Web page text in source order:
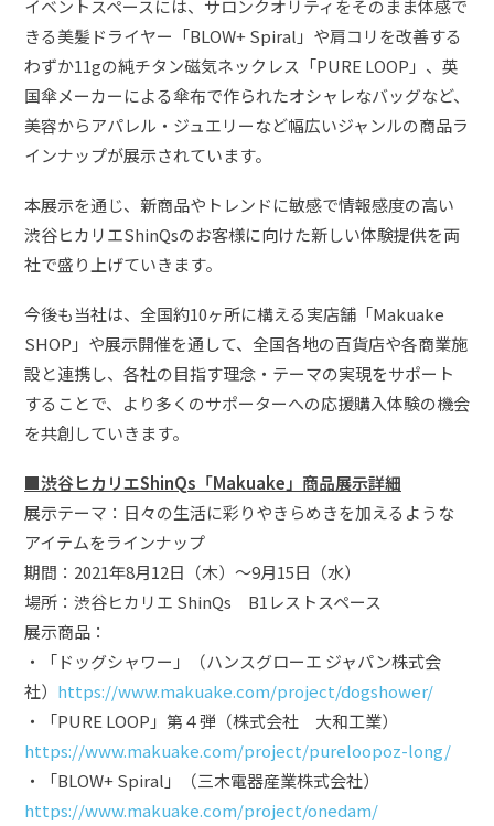
イベントスペースには、サロンクオリティをそのまま体感で
きる美髪ドライヤー「BLOW+ Spiral」や肩コリを改善する
わずか11gの純チタン磁気ネックレス「PURE LOOP」、英
国傘メーカーによる傘布で作られたオシャレなバッグなど、
美容からアパレル・ジュエリーなど幅広いジャンルの商品ラ
インナップが展示されています。
本展示を通じ、新商品やトレンドに敏感で情報感度の高い
渋谷ヒカリエShinQsのお客様に向けた新しい体験提供を両
社で盛り上げていきます。
今後も当社は、全国約10ヶ所に構える実店舗「Makuake
SHOP」や展示開催を通して、全国各地の百貨店や各商業施
設と連携し、各社の目指す理念・テーマの実現をサポート
することで、より多くのサポーターへの応援購入体験の機会
を共創していきます。
■渋谷ヒカリエShinQs「Makuake」商品展示詳細
展示テーマ：日々の生活に彩りやきらめきを加えるような
アイテムをラインナップ
期間：2021年8月12日（木）〜9月15日（水）
場所：渋谷ヒカリエ ShinQs B1レストスペース
展示商品：
・「ドッグシャワー」（ハンスグローエ ジャパン株式会
社） https://www.makuake.com/project/dogshower/
・「PURE LOOP」第４弾（株式会社 大和工業）
https://www.makuake.com/project/pureloopoz-long/
・「BLOW+ Spiral」（三木電器産業株式会社）
https://www.makuake.com/project/onedam/